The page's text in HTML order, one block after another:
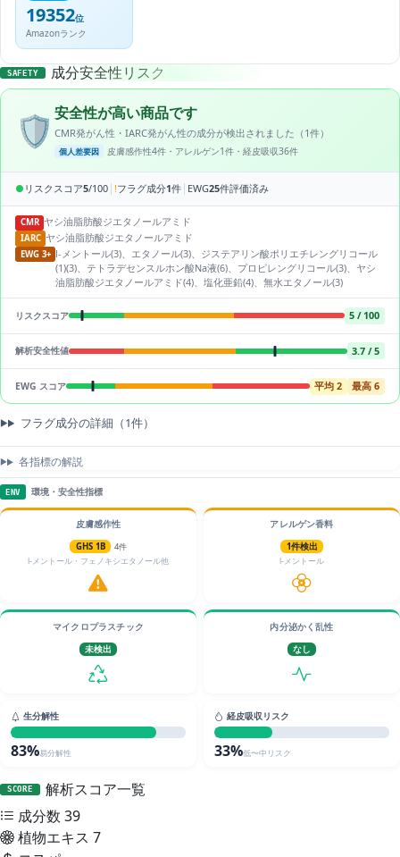
19352位
Amazonランク
SAFETY 成分安全性リスク
🛡️安全性が高い商品です
CMR発がん性・IARC発がん性の成分が検出されました（1件）
個人差要因 皮膚感作性4件・アレルゲン1件・経皮吸収36件
● リスクスコア5/100 | !フラグ成分1件 | EWG25件評価済み
CMR ヤシ油脂肪酸ジエタノールアミド
IARC ヤシ油脂肪酸ジエタノールアミド
EWG 3+ l-メントール(3)、エタノール(3)、ジステアリン酸ポリエチレングリコール
(1)(3)、テトラデセンスルホン酸Na液(6)、プロピレングリコール(3)、ヤシ
油脂肪酸ジエタノールアミド(4)、塩化亜鉛(4)、無水エタノール(3)
リスクスコア 5 / 100
解析安全性値 3.7 / 5
EWG スコア 平均 2 最高 6
フラグ成分の詳細（1件）
各指標の解説
ENV 環境・安全性指標
皮膚感作性
GHS 1B
4件
l-メントール・フェノキシエタノール他
アレルゲン香料
1件検出
l-メントール
マイクロプラスチック
未検出
内分泌かく乱性
なし
生分解性
83%易分解性
経皮吸収リスク
33%低〜中リスク
SCORE
解析スコア一覧
成分数 39
植物エキス 7